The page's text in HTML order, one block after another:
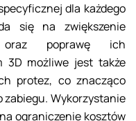
dla każdego
się na zwiększenie
oraz poprawę ich
3D możliwe jest także
protez, co znacząco
Wykorzystanie
ograniczenie kosztów